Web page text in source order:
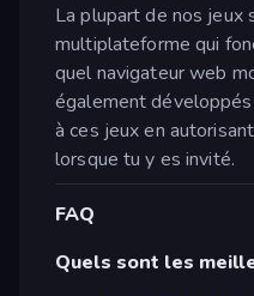
La plupart de nos jeux
multiplateforme qui
quel navigateur web
également
à ces jeux en
lorsque tu y es invité.
FAQ
Quels sont les